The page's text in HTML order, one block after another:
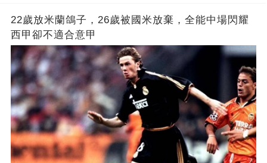
22歲放米蘭鴿子，26歲被國米放棄，全能中場閃耀
西甲卻不適合意甲